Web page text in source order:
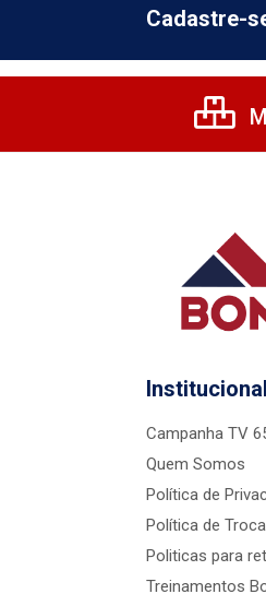
Cadastre-
Institucional
Campanha TV
Quem Somos
Política de
Política de
Politicas para
Treinamentos